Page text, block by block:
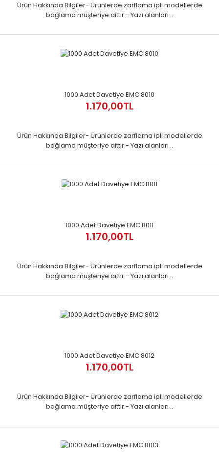
Ürün Hakkında Bilgiler- Ürünlerde zarflama ipli modellerde
bağlama müşteriye aittir.- Yazı alanları ..
1000 Adet Davetiye EMC 8010
1.170,00TL
Ürün Hakkında Bilgiler- Ürünlerde zarflama ipli modellerde
bağlama müşteriye aittir.- Yazı alanları ..
1000 Adet Davetiye EMC 8011
1.170,00TL
Ürün Hakkında Bilgiler- Ürünlerde zarflama ipli modellerde
bağlama müşteriye aittir.- Yazı alanları ..
1000 Adet Davetiye EMC 8012
1.170,00TL
Ürün Hakkında Bilgiler- Ürünlerde zarflama ipli modellerde
bağlama müşteriye aittir.- Yazı alanları ..